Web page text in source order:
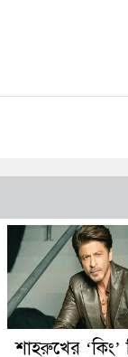
শাহরুখের ‘কিং’